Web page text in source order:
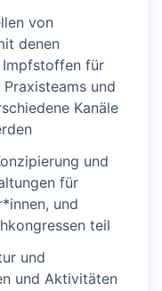
von
denen
Impfstoffen für
und
Kanäle
und
für
und
teil
und
und Aktivitäten